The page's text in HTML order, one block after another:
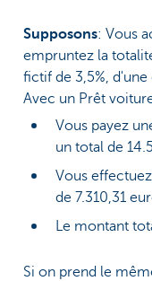
Supposons: Vous
empruntez la
fictif de 3,5%,
Avec un Prêt
Vous payez
un total de
Vous
de 7.310,31
Le montant
Si on prend le